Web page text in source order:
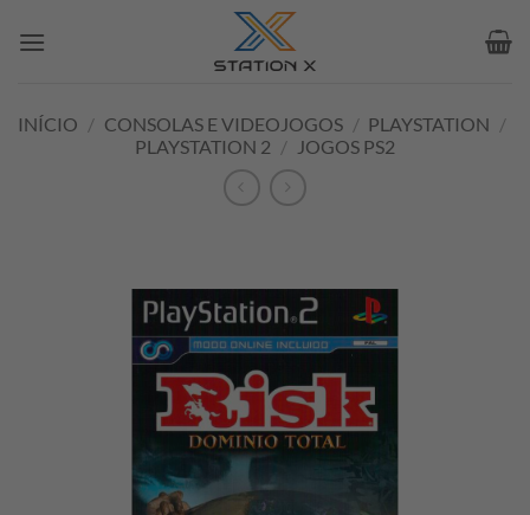
INÍCIO / CONSOLAS E VIDEOJOGOS / PLAYSTATION /
PLAYSTATION 2 / JOGOS PS2